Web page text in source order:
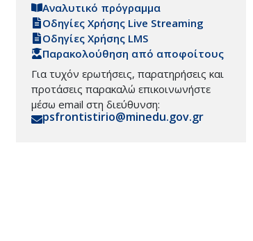
Αναλυτικό πρόγραμμα
Οδηγίες Χρήσης Live Streaming
Οδηγίες Χρήσης LMS
Παρακολούθηση από αποφοίτους
Για τυχόν ερωτήσεις, παρατηρήσεις και
προτάσεις παρακαλώ επικοινωνήστε
μέσω email στη διεύθυνση:
psfrontistirio@minedu.gov.gr